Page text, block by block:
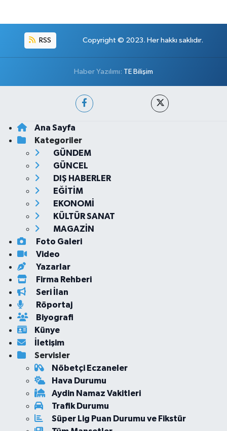
RSS Copyright © 2023. Her hakkı saklıdır.
Haber Yazılımı: TE Bilişim
Ana Sayfa
Kategoriler
GÜNDEM
GÜNCEL
DIŞ HABERLER
EĞİTİM
EKONOMİ
KÜLTÜR SANAT
MAGAZİN
Foto Galeri
Video
Yazarlar
Firma Rehberi
Seri İlan
Röportaj
Biyografi
Künye
İletişim
Servisler
Nöbetçi Eczaneler
Hava Durumu
Aydin Namaz Vakitleri
Trafik Durumu
Süper Lig Puan Durumu ve Fikstür